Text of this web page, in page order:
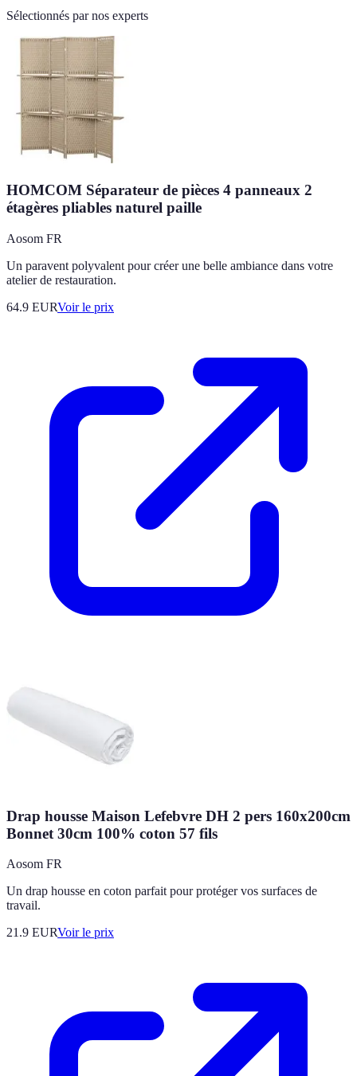
Sélectionnés par nos experts
HOMCOM Séparateur de pièces 4 panneaux 2
étagères pliables naturel paille
Aosom FR
Un paravent polyvalent pour créer une belle ambiance dans votre
atelier de restauration.
64.9 EURVoir le prix
Drap housse Maison Lefebvre DH 2 pers 160x200cm
Bonnet 30cm 100% coton 57 fils
Aosom FR
Un drap housse en coton parfait pour protéger vos surfaces de
travail.
21.9 EURVoir le prix